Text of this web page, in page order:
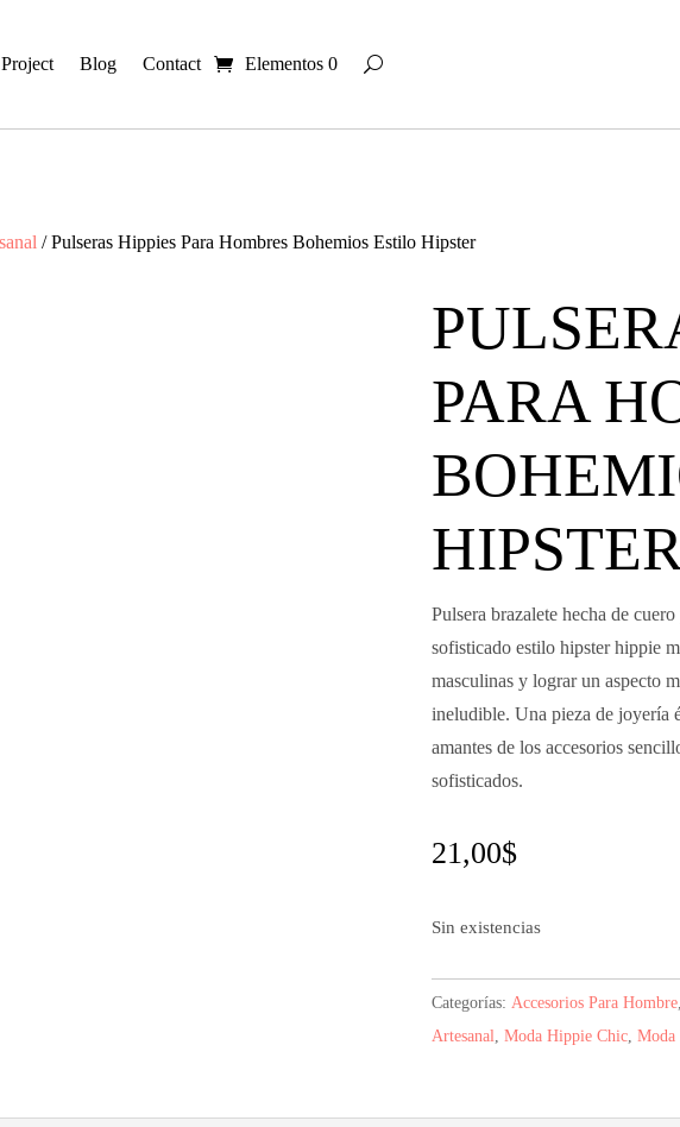
Blog Contact Elementos 0
/ Pulseras Hippies Para Hombres Bohemios Estilo Hipster
PARA
Pulsera brazalete hecha de
sofisticado estilo hipster hippie
masculinas y lograr un aspecto
ineludible. Una pieza de joyería
amantes de los accesorios
sofisticados.
21,00$
Sin existencias
Categorías: Accesorios Para Hombre,
Artesanal, Moda Hippie Chic, Moda